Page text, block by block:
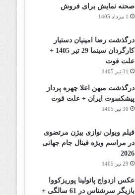
صحنه نمایش برای فروش
1 مرداد 1405
درگذشت رضا امینیان دستیار
کارگردان سینما 29 تیر 1405 +
علت فوت
31 تیر 1405
درگذشت میهن اعلا چهره پرداز
پیشکسوت ایران + علت فوت
30 تیر 1405
فیلم ویولن نوازی بیژن مرتضوی
در مراسم ویژه فینال جام جهانی
2026
29 تیر 1405
عکس ازدواج پائولینا پوریزکووا
بازیگر سرشناس در 61 سالگی +